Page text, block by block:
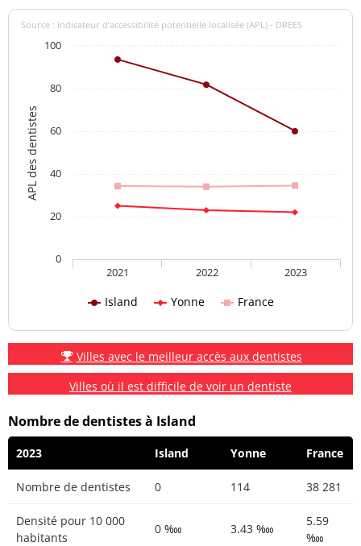
APL des dentistes
Source : indicateur d’accessibilité potentielle localisée (APL) - DREES
Island Yonne France
2021 2022 2023
0
20
40
60
80
100
Villes avec le meilleur accès aux dentistes
Villes où il est difficile de voir un dentiste
Nombre de dentistes à Island
2023 Island Yonne France
Nombre de dentistes 0 114 38 281
Densité pour 10 000
habitants
0 ‱ 3.43 ‱
5.59
‱